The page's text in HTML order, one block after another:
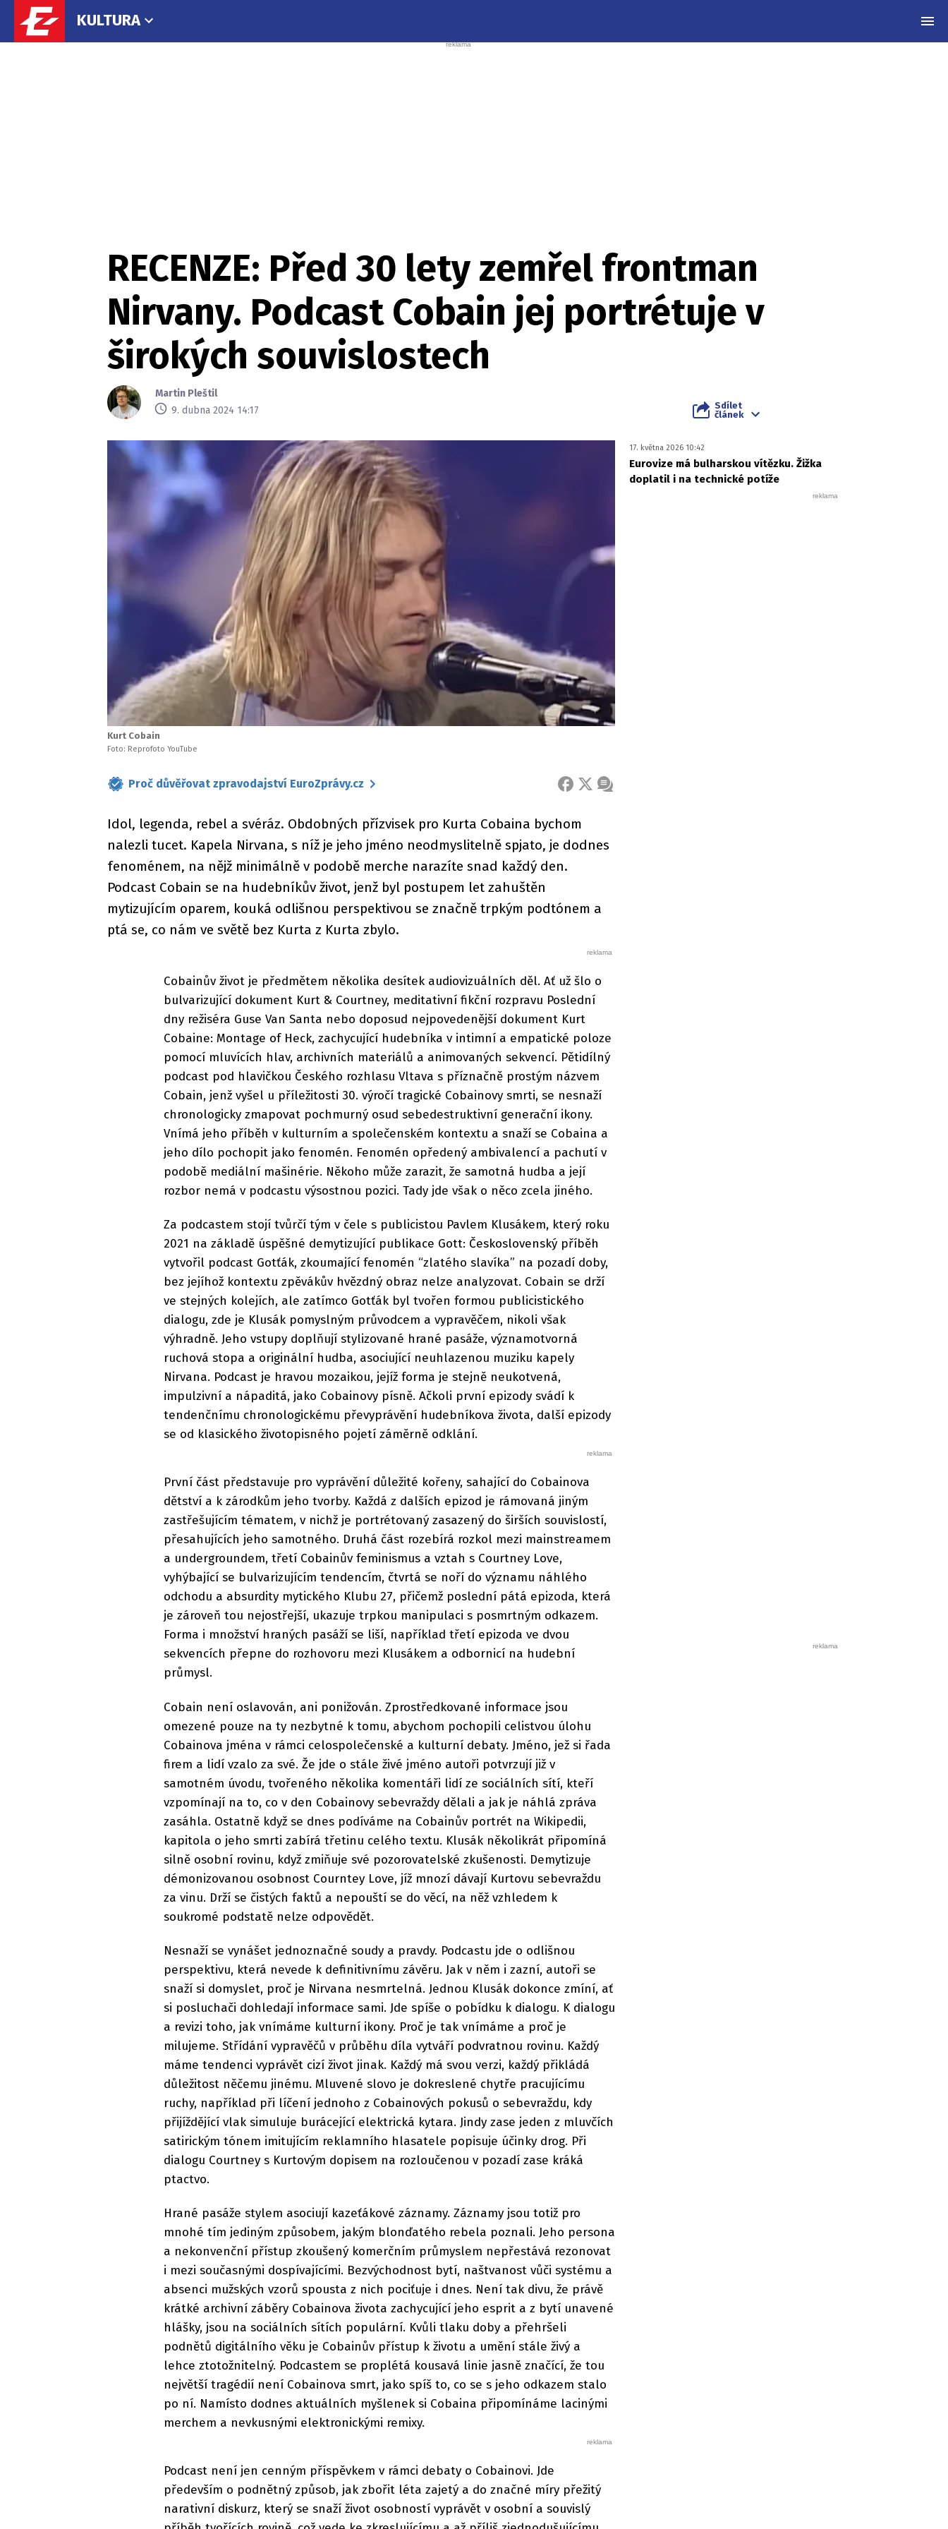
KULTURA
RECENZE: Před 30 lety zemřel frontman
Nirvany. Podcast Cobain jej portrétuje v
širokých souvislostech
Martin Pleštil
9. dubna 2024 14:17
Sdílet
článek
Kurt Cobain
Foto: Reprofoto YouTube
Proč důvěřovat zpravodajství EuroZprávy.cz FACEBOOK
X ZPRÁVA
Idol, legenda, rebel a svéráz. Obdobných přízvisek pro Kurta Cobaina bychom
nalezli tucet. Kapela Nirvana, s níž je jeho jméno neodmyslitelně spjato, je dodnes
fenoménem, na nějž minimálně v podobě merche narazíte snad každý den.
Podcast Cobain se na hudebníkův život, jenž byl postupem let zahuštěn
mytizujícím oparem, kouká odlišnou perspektivou se značně trpkým podtónem a
ptá se, co nám ve světě bez Kurta z Kurta zbylo.
Cobainův život je předmětem několika desítek audiovizuálních děl. Ať už šlo o
bulvarizující dokument Kurt & Courtney, meditativní fikční rozpravu Poslední
dny režiséra Guse Van Santa nebo doposud nejpovedenější dokument Kurt
Cobaine: Montage of Heck, zachycující hudebníka v intimní a empatické poloze
pomocí mluvících hlav, archivních materiálů a animovaných sekvencí. Pětidílný
podcast pod hlavičkou Českého rozhlasu Vltava s příznačně prostým názvem
Cobain, jenž vyšel u příležitosti 30. výročí tragické Cobainovy smrti, se nesnaží
chronologicky zmapovat pochmurný osud sebedestruktivní generační ikony.
Vnímá jeho příběh v kulturním a společenském kontextu a snaží se Cobaina a
jeho dílo pochopit jako fenomén. Fenomén opředený ambivalencí a pachutí v
podobě mediální mašinérie. Někoho může zarazit, že samotná hudba a její
rozbor nemá v podcastu výsostnou pozici. Tady jde však o něco zcela jiného.
Za podcastem stojí tvůrčí tým v čele s publicistou Pavlem Klusákem, který roku
2021 na základě úspěšné demytizující publikace Gott: Československý příběh
vytvořil podcast Gotťák, zkoumající fenomén “zlatého slavíka” na pozadí doby,
bez jejíhož kontextu zpěvákův hvězdný obraz nelze analyzovat. Cobain se drží
ve stejných kolejích, ale zatímco Gotťák byl tvořen formou publicistického
dialogu, zde je Klusák pomyslným průvodcem a vypravěčem, nikoli však
výhradně. Jeho vstupy doplňují stylizované hrané pasáže, významotvorná
ruchová stopa a originální hudba, asociující neuhlazenou muziku kapely
Nirvana. Podcast je hravou mozaikou, jejíž forma je stejně neukotvená,
impulzivní a nápaditá, jako Cobainovy písně. Ačkoli první epizody svádí k
tendenčnímu chronologickému převyprávění hudebníkova života, další epizody
se od klasického životopisného pojetí záměrně odklání.
První část představuje pro vyprávění důležité kořeny, sahající do Cobainova
dětství a k zárodkům jeho tvorby. Každá z dalších epizod je rámovaná jiným
zastřešujícím tématem, v nichž je portrétovaný zasazený do širších souvislostí,
přesahujících jeho samotného. Druhá část rozebírá rozkol mezi mainstreamem
a undergroundem, třetí Cobainův feminismus a vztah s Courtney Love,
vyhýbající se bulvarizujícím tendencím, čtvrtá se noří do významu náhlého
odchodu a absurdity mytického Klubu 27, přičemž poslední pátá epizoda, která
je zároveň tou nejostřejší, ukazuje trpkou manipulaci s posmrtným odkazem.
Forma i množství hraných pasáží se liší, například třetí epizoda ve dvou
sekvencích přepne do rozhovoru mezi Klusákem a odbornicí na hudební
průmysl.
Cobain není oslavován, ani ponižován. Zprostředkované informace jsou
omezené pouze na ty nezbytné k tomu, abychom pochopili celistvou úlohu
Cobainova jména v rámci celospolečenské a kulturní debaty. Jméno, jež si řada
firem a lidí vzalo za své. Že jde o stále živé jméno autoři potvrzují již v
samotném úvodu, tvořeného několika komentáři lidí ze sociálních sítí, kteří
vzpomínají na to, co v den Cobainovy sebevraždy dělali a jak je náhlá zpráva
zasáhla. Ostatně když se dnes podíváme na Cobainův portrét na Wikipedii,
kapitola o jeho smrti zabírá třetinu celého textu. Klusák několikrát připomíná
silně osobní rovinu, když zmiňuje své pozorovatelské zkušenosti. Demytizuje
démonizovanou osobnost Courntey Love, jíž mnozí dávají Kurtovu sebevraždu
za vinu. Drží se čistých faktů a nepouští se do věcí, na něž vzhledem k
soukromé podstatě nelze odpovědět.
Nesnaží se vynášet jednoznačné soudy a pravdy. Podcastu jde o odlišnou
perspektivu, která nevede k definitivnímu závěru. Jak v něm i zazní, autoři se
snaží si domyslet, proč je Nirvana nesmrtelná. Jednou Klusák dokonce zmíní, ať
si posluchači dohledají informace sami. Jde spíše o pobídku k dialogu. K dialogu
a revizi toho, jak vnímáme kulturní ikony. Proč je tak vnímáme a proč je
milujeme. Střídání vypravěčů v průběhu díla vytváří podvratnou rovinu. Každý
máme tendenci vyprávět cizí život jinak. Každý má svou verzi, každý přikládá
důležitost něčemu jinému. Mluvené slovo je dokreslené chytře pracujícímu
ruchy, například při líčení jednoho z Cobainových pokusů o sebevraždu, kdy
přijíždějící vlak simuluje burácející elektrická kytara. Jindy zase jeden z mluvčích
satirickým tónem imitujícím reklamního hlasatele popisuje účinky drog. Při
dialogu Courtney s Kurtovým dopisem na rozloučenou v pozadí zase kráká
ptactvo.
Hrané pasáže stylem asociují kazeťákové záznamy. Záznamy jsou totiž pro
mnohé tím jediným způsobem, jakým blonďatého rebela poznali. Jeho persona
a nekonvenční přístup zkoušený komerčním průmyslem nepřestává rezonovat
i mezi současnými dospívajícími. Bezvýchodnost bytí, naštvanost vůči systému a
absenci mužských vzorů spousta z nich pociťuje i dnes. Není tak divu, že právě
krátké archivní záběry Cobainova života zachycující jeho esprit a z bytí unavené
hlášky, jsou na sociálních sítích populární. Kvůli tlaku doby a přehršeli
podnětů digitálního věku je Cobainův přístup k životu a umění stále živý a
lehce ztotožnitelný. Podcastem se proplétá kousavá linie jasně značící, že tou
největší tragédií není Cobainova smrt, jako spíš to, co se s jeho odkazem stalo
po ní. Namísto dodnes aktuálních myšlenek si Cobaina připomínáme lacinými
merchem a nevkusnými elektronickými remixy.
Podcast není jen cenným příspěvkem v rámci debaty o Cobainovi. Jde
především o podnětný způsob, jak zbořit léta zajetý a do značné míry přežitý
narativní diskurz, který se snaží život osobností vyprávět v osobní a souvislý
17. května 2026 10:42
Eurovize má bulharskou vítězku. Žižka
doplatil i na technické potíže